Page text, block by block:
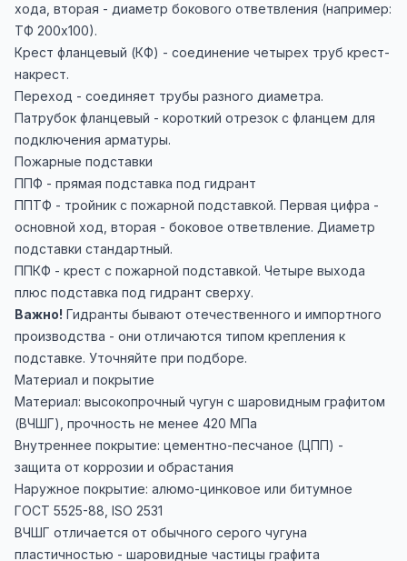
хода, вторая - диаметр бокового ответвления (например:
ТФ 200х100).
Крест фланцевый (КФ) - соединение четырех труб крест-
накрест.
Переход - соединяет трубы разного диаметра.
Патрубок фланцевый - короткий отрезок с фланцем для
подключения арматуры.
Пожарные подставки
ППФ - прямая подставка под гидрант
ППТФ - тройник с пожарной подставкой. Первая цифра -
основной ход, вторая - боковое ответвление. Диаметр
подставки стандартный.
ППКФ - крест с пожарной подставкой. Четыре выхода
плюс подставка под гидрант сверху.
Важно! Гидранты бывают отечественного и импортного
производства - они отличаются типом крепления к
подставке. Уточняйте при подборе.
Материал и покрытие
Материал: высокопрочный чугун с шаровидным графитом
(ВЧШГ), прочность не менее 420 МПа
Внутреннее покрытие: цементно-песчаное (ЦПП) -
защита от коррозии и обрастания
Наружное покрытие: алюмо-цинковое или битумное
ГОСТ 5525-88, ISO 2531
ВЧШГ отличается от обычного серого чугуна
пластичностью - шаровидные частицы графита